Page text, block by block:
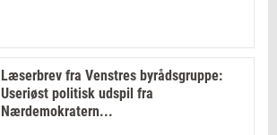
Læserbrev fra Venstres byrådsgruppe:
Useriøst politisk udspil fra
Nærdemokratern...